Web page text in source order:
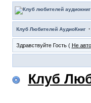
Клуб Любителей АудиоКниг·
Здравствуйте Гость ( Не
Клуб